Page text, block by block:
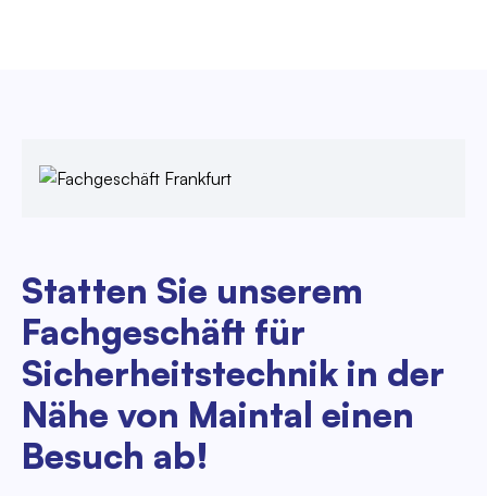
Statten Sie unserem
Fachgeschäft für
Sicherheitstechnik in der
Nähe von Maintal einen
Besuch ab!